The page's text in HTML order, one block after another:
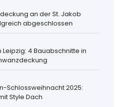
an der St. Jakob
abgeschlossen
4 Bauabschnitte in
Schlossweihnacht 2025:
Style Dach